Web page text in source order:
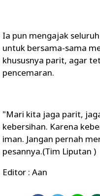
Ia pun mengajak
untuk bersama-sama
khususnya parit, agar
pencemaran.
"Mari kita jaga parit,
kebersihan. Karena
iman. Jangan pernah
pesannya.(Tim Liputan )
Editor : Aan